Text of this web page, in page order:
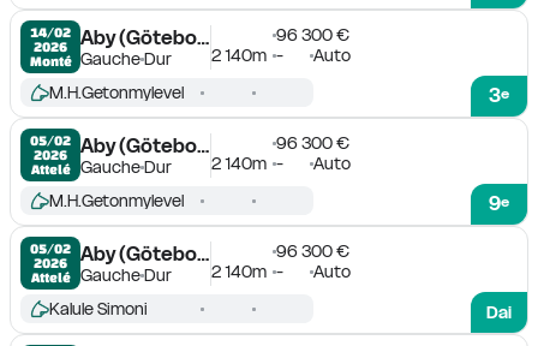
14/02
2026
Monté
Aby (Göteborg)
GaucheDur
96 300 €
2 140m - Auto
3e
M.H.Getonmylevel
05/02
2026
Attelé
Aby (Göteborg)
GaucheDur
96 300 €
2 140m - Auto
9e
M.H.Getonmylevel
05/02
2026
Attelé
Aby (Göteborg)
GaucheDur
96 300 €
2 140m -
Auto
Dai
Kalule Simoni